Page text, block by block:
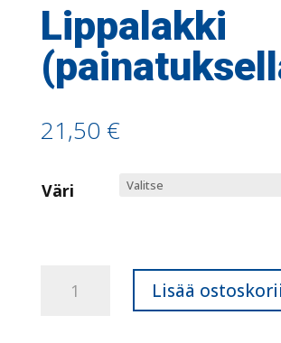
Lippalakki
21,50 €
Väri
Lippalakki
(painatuksella)
Lisää